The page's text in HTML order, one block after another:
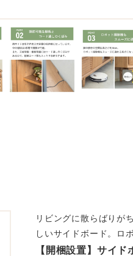
リビングに散らばりが
しいサイドボード。ロ
【開梱設置】サイ